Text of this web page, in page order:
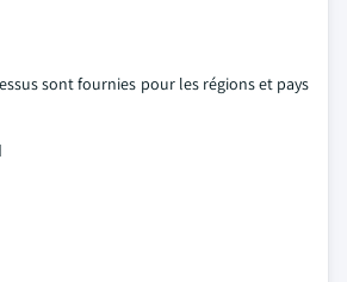
sont fournies pour les régions et pays